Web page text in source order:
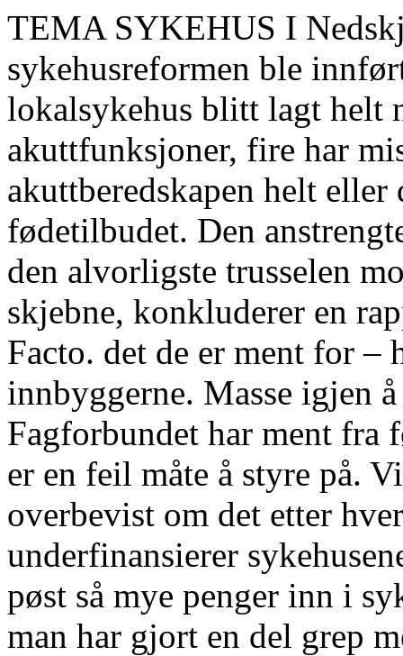
TEMA SYKEHUS I
sykehusreformen ble
lokalsykehus blitt lagt helt
akuttfunksjoner, fire har
akuttberedskapen helt
fødetilbudet. Den
den alvorligste trusselen
skjebne, konkluderer en
Facto. det de er ment for
innbyggerne. Masse igjen
Fagforbundet har ment fra
er en feil måte å styre på.
overbevist om det etter
underfinansierer
pøst så mye penger inn i
man har gjort en del grep